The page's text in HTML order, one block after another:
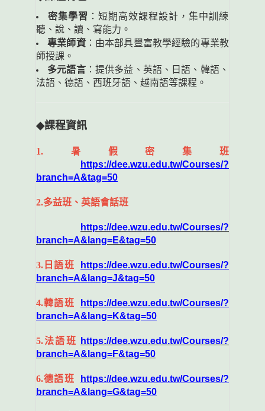
密集學習 ：短期高效課程設計，集中訓練
聽、說、讀、寫能力。
專業師資：由本部具豐富教學經驗的專業教
師授課。
多元語言 ：提供多益、英語、日語、韓語、
法語、德語、西班牙語、越南語等課程。
◆課程資訊
1.暑 假密集班
https://dee.wzu.edu.tw/Courses/?
branch=A&tag=50
2.多益班、英語會話班
https://dee.wzu.edu.tw/Courses/?
branch=A&lang=E&tag=50
3. 日語班
https://dee.wzu.edu.tw/Courses/?
branch=A&lang=J&tag=50
4.韓語班
https://dee.wzu.edu.tw/Courses/?
branch=A&lang=K&tag=50
5.法語班
https://dee.wzu.edu.tw/Courses/?
branch=A&lang=F&tag=50
6.德語班
https://dee.wzu.edu.tw/Courses/?
branch=A&lang=G&tag=50